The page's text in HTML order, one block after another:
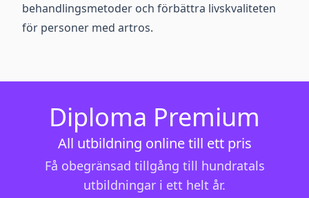
behandlingsmetoder och förbättra livskvaliteten
för personer med artros.
Diploma Premium
All utbildning online till ett pris
Få obegränsad tillgång till hundratals
utbildningar i ett helt år.